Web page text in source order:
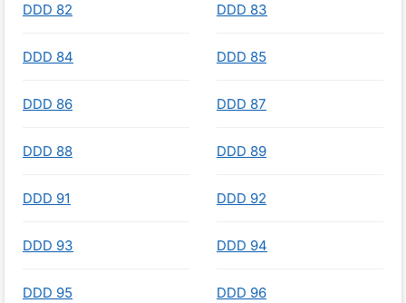
DDD 82 DDD 83
DDD 84 DDD 85
DDD 86 DDD 87
DDD 88 DDD 89
DDD 91 DDD 92
DDD 93 DDD 94
DDD 95 DDD 96